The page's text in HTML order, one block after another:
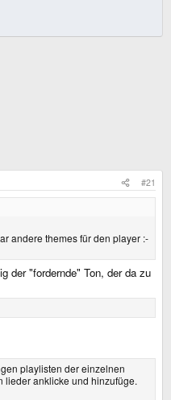
#21
andere themes für den player :-
der "fordernde" Ton, der da zu
playlisten der einzelnen
lieder anklicke und hinzufüge.